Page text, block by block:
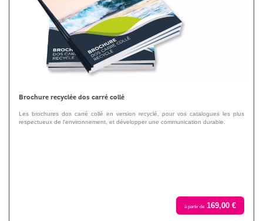
Brochure recyclée dos carré collé
Les brochures dos carré collé en version recyclé, pour vos catalogues les plus
respectueux de l'environnement, et développer une communication durable.
à partir de 169,00 €